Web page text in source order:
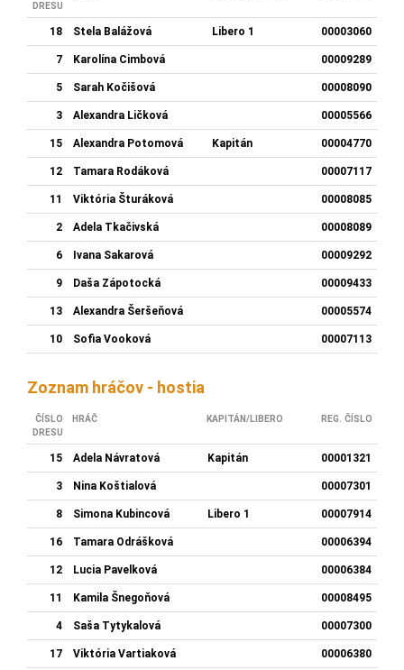
DRESU
18 Stela Balážová Libero 1 00003060
7 Karolína Cimbová 00009289
5 Sarah Kočišová 00008090
3 Alexandra Ličková 00005566
15 Alexandra Potomová Kapitán 00004770
12 Tamara Rodáková 00007117
11 Viktória Šturáková 00008085
2 Adela Tkačivská 00008089
6 Ivana Sakarová 00009292
9 Daša Zápotocká 00009433
13 Alexandra Šeršeňová 00005574
10 Sofia Vooková 00007113
Zoznam hráčov - hostia
ČÍSLO
DRESU
HRÁČ KAPITÁN/LIBERO REG. ČÍSLO
15 Adela Návratová Kapitán 00001321
3 Nina Koštialová 00007301
8 Simona Kubincová Libero 1 00007914
16 Tamara Odrášková 00006394
12 Lucia Pavelková 00006384
11 Kamila Šnegoňová 00008495
4 Saša Tytykalová 00007300
17 Viktória Vartiaková 00006380